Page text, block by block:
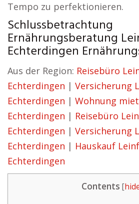
Tempo zu perfektionieren.
Schlussbetrachtung
Ernährungsberatung
Echterdingen
Aus der Region: Reisebüro
Echterdingen | Versicherung
Echterdingen | Wohnung
Echterdingen | Reisebüro
Echterdingen | Versicherung
Echterdingen | Hauskauf
Echterdingen
Contents [